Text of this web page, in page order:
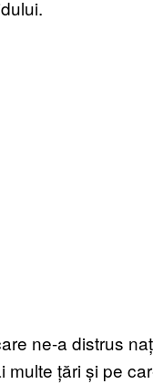
ne-a distrus
țări și pe